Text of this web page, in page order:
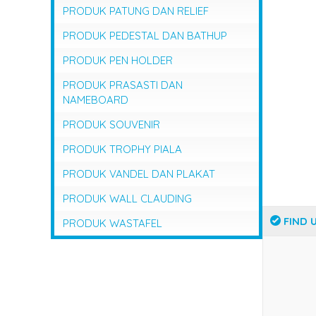
PRODUK PATUNG DAN RELIEF
PRODUK PEDESTAL DAN BATHUP
PRODUK PEN HOLDER
PRODUK PRASASTI DAN
NAMEBOARD
PRODUK SOUVENIR
PRODUK TROPHY PIALA
PRODUK VANDEL DAN PLAKAT
PRODUK WALL CLAUDING
PRODUK WASTAFEL
FIND